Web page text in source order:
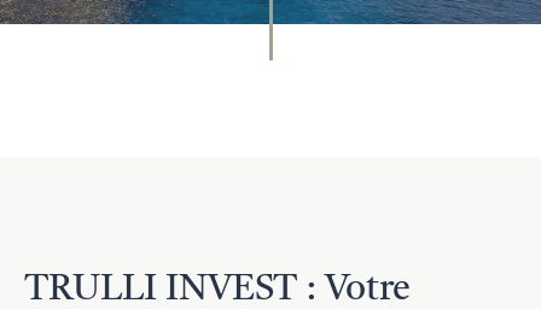
TRULLI INVEST : Votre